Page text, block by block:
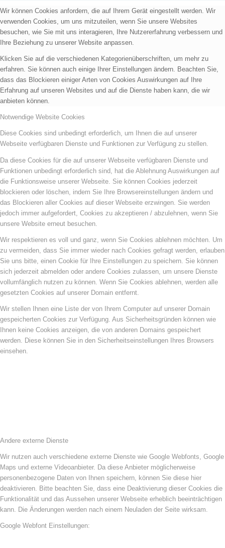
Wir können Cookies anfordern, die auf Ihrem Gerät eingestellt werden. Wir
verwenden Cookies, um uns mitzuteilen, wenn Sie unsere Websites
besuchen, wie Sie mit uns interagieren, Ihre Nutzererfahrung verbessern und
Ihre Beziehung zu unserer Website anpassen.
Klicken Sie auf die verschiedenen Kategorienüberschriften, um mehr zu
erfahren. Sie können auch einige Ihrer Einstellungen ändern. Beachten Sie,
dass das Blockieren einiger Arten von Cookies Auswirkungen auf Ihre
Erfahrung auf unseren Websites und auf die Dienste haben kann, die wir
anbieten können.
Notwendige Website Cookies
Diese Cookies sind unbedingt erforderlich, um Ihnen die auf unserer
Webseite verfügbaren Dienste und Funktionen zur Verfügung zu stellen.
Da diese Cookies für die auf unserer Webseite verfügbaren Dienste und
Funktionen unbedingt erforderlich sind, hat die Ablehnung Auswirkungen auf
die Funktionsweise unserer Webseite. Sie können Cookies jederzeit
blockieren oder löschen, indem Sie Ihre Browsereinstellungen ändern und
das Blockieren aller Cookies auf dieser Webseite erzwingen. Sie werden
jedoch immer aufgefordert, Cookies zu akzeptieren / abzulehnen, wenn Sie
unsere Website erneut besuchen.
Wir respektieren es voll und ganz, wenn Sie Cookies ablehnen möchten. Um
zu vermeiden, dass Sie immer wieder nach Cookies gefragt werden, erlauben
Sie uns bitte, einen Cookie für Ihre Einstellungen zu speichern. Sie können
sich jederzeit abmelden oder andere Cookies zulassen, um unsere Dienste
vollumfänglich nutzen zu können. Wenn Sie Cookies ablehnen, werden alle
gesetzten Cookies auf unserer Domain entfernt.
Wir stellen Ihnen eine Liste der von Ihrem Computer auf unserer Domain
gespeicherten Cookies zur Verfügung. Aus Sicherheitsgründen können wie
Ihnen keine Cookies anzeigen, die von anderen Domains gespeichert
werden. Diese können Sie in den Sicherheitseinstellungen Ihres Browsers
einsehen.
Andere externe Dienste
Wir nutzen auch verschiedene externe Dienste wie Google Webfonts, Google
Maps und externe Videoanbieter. Da diese Anbieter möglicherweise
personenbezogene Daten von Ihnen speichern, können Sie diese hier
deaktivieren. Bitte beachten Sie, dass eine Deaktivierung dieser Cookies die
Funktionalität und das Aussehen unserer Webseite erheblich beeinträchtigen
kann. Die Änderungen werden nach einem Neuladen der Seite wirksam.
Google Webfont Einstellungen: